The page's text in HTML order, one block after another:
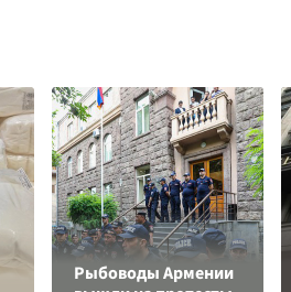
Рыбоводы Армении